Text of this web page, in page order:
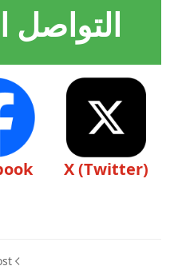
التواصل
X (Twitter)